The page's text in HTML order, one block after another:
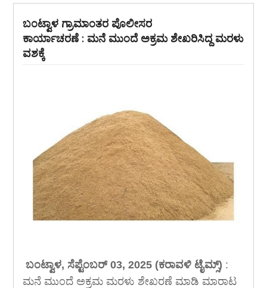
ಬಂಟ್ವಾಳ ಗ್ರಾಮಾಂತರ ಪೊಲೀಸರ
ಕಾರ್ಯಾಚರಣೆ : ಮನೆ ಮುಂದೆ ಅಕ್ರಮ ಶೇಖರಿಸಿದ್ದ ಮರಳು
ವಶಕ್ಕೆ
ಬಂಟ್ವಾಳ,‌ ಸೆಪ್ಟೆಂಬರ್ 03, 2025 (ಕರಾವಳಿ ಟೈಮ್ಸ್) :
ಮನೆ ಮುಂದೆ ಅಕ್ರಮ ಮರಳು ಶೇಖರಣೆ ಮಾಡಿ ಮಾರಾಟ